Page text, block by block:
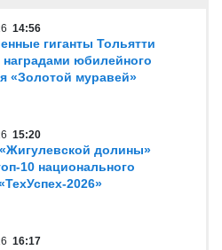
14:56
гиганты Тольятти
юбилейного
«Золотой муравей»
15:20
долины»
10 национального
2026»
16:17